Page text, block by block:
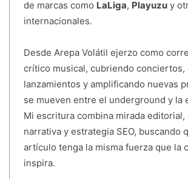
de marcas como LaLiga, Playuzuy
internacionales.
Desde Arepa Volátil ejerzo como
crítico musical, cubriendo conciertos,
lanzamientos y amplificando nuevas
se mueven entre el underground y la
Mi escritura combina mirada
narrativa y estrategia SEO, buscando
artículo tenga la misma fuerza que la
inspira.